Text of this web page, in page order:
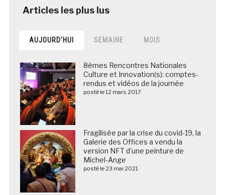
AUJOURD’HUI SEMAINE MOIS
8èmes Rencontres Nationales
Culture et Innovation(s): comptes-
rendus et vidéos de la journée
posté le 12 mars 2017
Fragilisée par la crise du covid-19, la
Galerie des Offices a vendu la
version NFT d’une peinture de
Michel-Ange
posté le 23 mai 2021